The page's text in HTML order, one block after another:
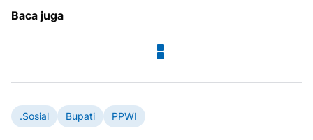
Baca juga
.Sosial Bupati PPWI